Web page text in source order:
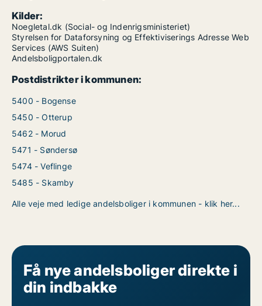
Kilder:
Noegletal.dk (Social- og Indenrigsministeriet)
Styrelsen for Dataforsyning og Effektiviserings Adresse Web
Services (AWS Suiten)
Andelsboligportalen.dk
Postdistrikter i kommunen:
5400 - Bogense
5450 - Otterup
5462 - Morud
5471 - Søndersø
5474 - Veflinge
5485 - Skamby
Alle veje med ledige andelsboliger i kommunen - klik her...
Få nye andelsboliger direkte i
din indbakke